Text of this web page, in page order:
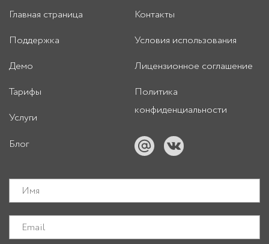
Главная страница
Поддержка
Демо
Тарифы
Услуги
Блог
Контакты
Условия использования
Лицензионное соглашение
Политика
конфиденциальности